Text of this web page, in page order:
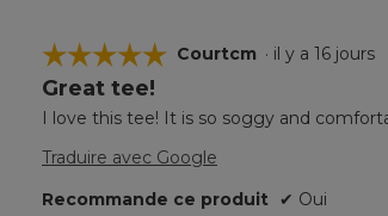
☆☆☆☆☆
☆☆☆☆☆
5
sur
5.
Courtcm · il y a 16 jours
Great tee!
I love this tee! It is so soggy and
Traduire avec Google
Recommande ce produit ✔ Oui